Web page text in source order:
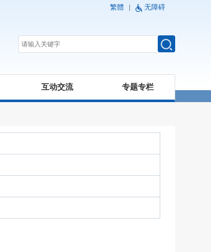
繁體 无障碍
互动交流 专题专栏